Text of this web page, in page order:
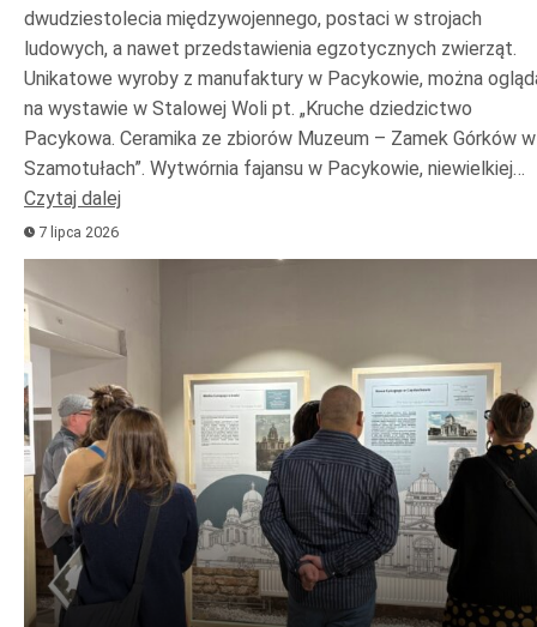
dwudziestolecia międzywojennego, postaci w strojach
ludowych, a nawet przedstawienia egzotycznych zwierząt.
Unikatowe wyroby z manufaktury w Pacykowie, można
na wystawie w Stalowej Woli pt. „Kruche dziedzictwo
Pacykowa. Ceramika ze zbiorów Muzeum – Zamek Górków w
Szamotułach”. Wytwórnia fajansu w Pacykowie, niewielkiej…
Czytaj dalej
7 lipca 2026
plików
dźwiękowych